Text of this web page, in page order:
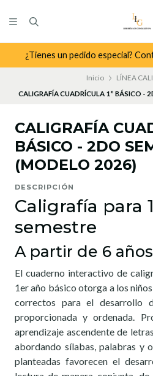
¿Tienes un pedido especial?
Inicio
LÍNEA
CALIGRAFÍA CUADRÍCULA 1° BÁSICO -
CALIGRAFÍA
BÁSICO - 2DO
(MODELO 2026)
DESCRIPCIÓN
Caligrafía para
semestre
A partir de 6 años
El cuaderno interactivo de
1er año básico otorga a los
correctos para el desarrollo
proporcionada y ordenada.
aprendizaje ascendente de
abordando sílabas, palabras y
planteadas favorecen el